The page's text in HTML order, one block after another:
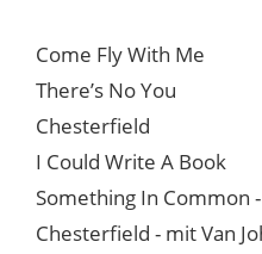
Come Fly With Me
There’s No You
Chesterfield
I Could Write A Book
Something In Common
Chesterfield - mit Van